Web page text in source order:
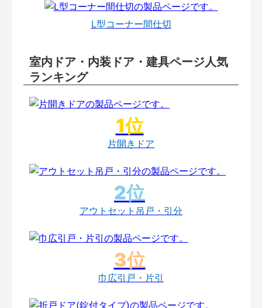
L型コーナー間仕切
室内ドア・内装ドア・建具ページ人気
ランキング
片開きドア
アウトセット吊戸・引分
巾広引戸・片引